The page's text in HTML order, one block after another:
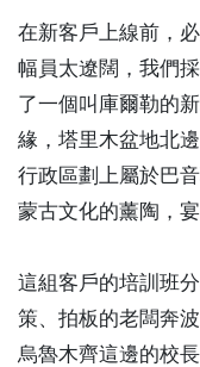
在新客戶上線前，
幅員太遼闊，我們
了一個叫庫爾勒的
緣，塔里木盆地北
行政區劃上屬於巴
蒙古文化的薰陶，
這組客戶的培訓班
策、拍板的老闆奔
烏魯木齊這邊的校